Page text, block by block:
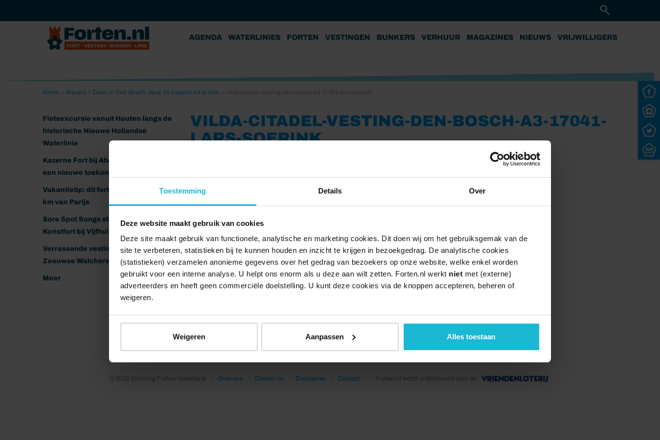
Toestemming Details Over
Deze website maakt gebruik van cookies
Deze site maakt gebruik van functionele, analytische en marketing cookies. Dit doen wij om het gebruiksgemak van de
site te verbeteren, statistieken bij te kunnen houden en inzicht te krijgen in bezoekgedrag. De analytische cookies
(statistieken) verzamelen anonieme gegevens over het gedrag van bezoekers op onze website, welke enkel worden
gebruikt voor een interne analyse. U helpt ons enorm als u deze aan wilt zetten. Forten.nl werkt niet met (externe)
adverteerders en heeft geen commerciële doelstelling. U kunt deze cookies via de knoppen accepteren, beheren of
weigeren.
Weigeren Aanpassen Alles toestaan
AGENDA WATERLINIES FORTEN VESTINGEN BUNKERS VERHUUR MAGAZINES NIEUWS VRIJWILLIGERS
Home Nieuws Doen in Den Bosch: deze 15 toppers wil je zien
Fietsexcursie vanuit Houten langs de
historische Nieuwe Hollandse
Waterlinie
Kazerne Fort bij Abcoude klaar voor
een nieuwe toekomst
Vakantietip: dit fort ligt nog geen 20
km van Parijs
Sore Spot Songs strijkt neer op het
Kunstfort bij Vijfhuizen
Verrassende vestingen van het
Zeeuwse Walcheren
Meer
VILDA-CITADEL-VESTING-DEN-BOSCH-A3-17041-
LARS-SOERINK
Foto: Zuiderwaterlinie © Lars Soerink, Vilda Fotografie
© 2026 Stichting Forten Nederland Over ons Doneer nu Disclaimer Contact Forten.nl wordt ondersteund door de